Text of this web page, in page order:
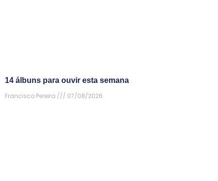
14 álbuns para ouvir esta semana
Francisco Pereira
07/08/2026